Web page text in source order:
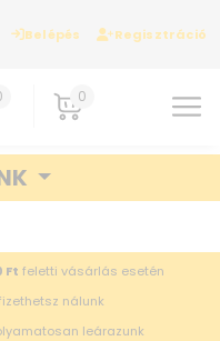
Belépés Regisztráció
0
Ft feletti vásárlás esetén
nálunk
leárazunk